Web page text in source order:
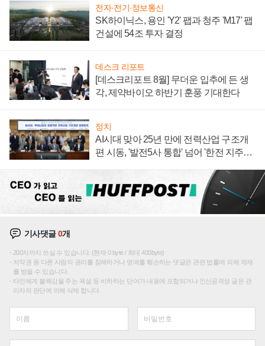
전자·전기·정보통신
SK하이닉스, 용인 'Y2' 팹과 청주 'M17' 팹
건설에 54조 투자 결정
데스크 리포트
[데스크리포트 8월] 무더운 입추에 든 생
각, 제약바이오 하반기 훈풍 기대한다
정치
AI시대 맞아 25년 만에 전력산업 구조개
편 시동, '발전5사 통합' 넘어 '한전 지주사'
기사댓글0개
200자까지 쓰실 수 있습니다. (현재 0 byte / 최대 400byte)
저작권 등 다른 사람의 권리를 침해하거나 명예를 훼손하는 댓글은 관련 법률에 의해 제재
를 받을 수 있습니다.
타인에게 불쾌감을 주는 욕설 등 비하하는 단어가 내용에 포함되거나 인신공격성 글은 관
리자의 판단에 의해 삭제 합니다.